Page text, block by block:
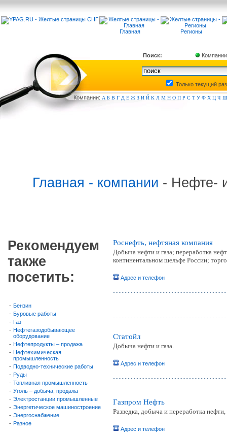
Главная Регионы
Поиск: Компании
Только текущий
Компании: А Б В Г Д Е Ж З И Й К Л М Н О П Р С Т У Ф Х Ц Ч Ш
Главная - компании - Нефте-
Рекомендуем
также
посетить:
- Бензин
- Буровые работы
- Газ
- Нефтегазодобывающее
оборудование
- Нефтепродукты – продажа
- Нефтехимическая
промышленность
- Подводно-технические работы
- Руды
- Топливная промышленность
- Уголь – добыча, продажа
- Электростанции промышленные
- Энергетическое машиностроение
- Энергоснабжение
- Разное
Роснефть, нефтяная компания
Добыча нефти и газа; переработка
континентальном шельфе России;
Адрес и телефон
Статойл
Добыча нефти и газа.
Адрес и телефон
Газпром Нефть
Разведка, добыча и переработка
Адрес и телефон